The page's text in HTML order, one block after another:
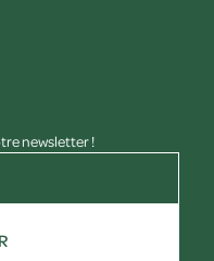
newsletter !